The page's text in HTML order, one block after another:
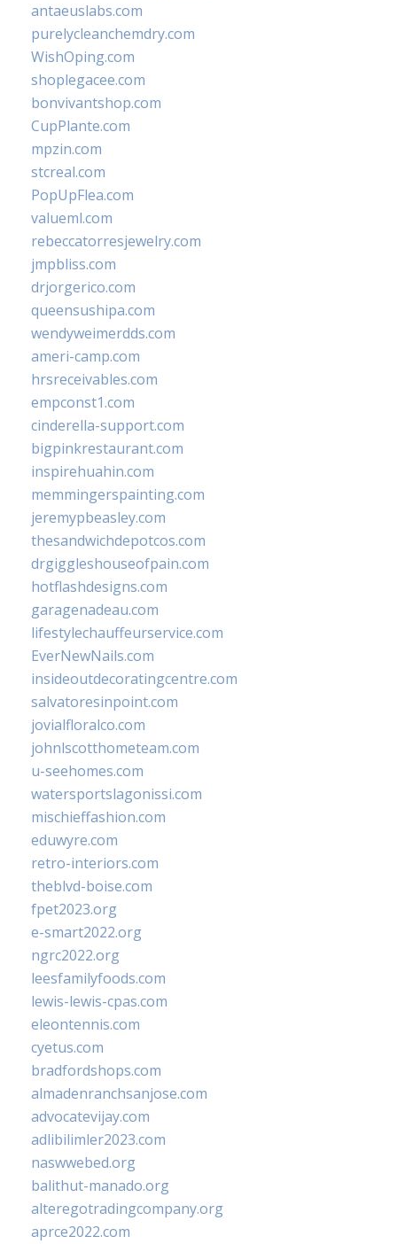
antaeuslabs.com
purelycleanchemdry.com
WishOping.com
shoplegacee.com
bonvivantshop.com
CupPlante.com
mpzin.com
stcreal.com
PopUpFlea.com
valueml.com
rebeccatorresjewelry.com
jmpbliss.com
drjorgerico.com
queensushipa.com
wendyweimerdds.com
ameri-camp.com
hrsreceivables.com
empconst1.com
cinderella-support.com
bigpinkrestaurant.com
inspirehuahin.com
memmingerspainting.com
jeremypbeasley.com
thesandwichdepotcos.com
drgiggleshouseofpain.com
hotflashdesigns.com
garagenadeau.com
lifestylechauffeurservice.com
EverNewNails.com
insideoutdecoratingcentre.com
salvatoresinpoint.com
jovialfloralco.com
johnlscotthometeam.com
u-seehomes.com
watersportslagonissi.com
mischieffashion.com
eduwyre.com
retro-interiors.com
theblvd-boise.com
fpet2023.org
e-smart2022.org
ngrc2022.org
leesfamilyfoods.com
lewis-lewis-cpas.com
eleontennis.com
cyetus.com
bradfordshops.com
almadenranchsanjose.com
advocatevijay.com
adlibilimler2023.com
naswwebed.org
balithut-manado.org
alteregotradingcompany.org
aprce2022.com